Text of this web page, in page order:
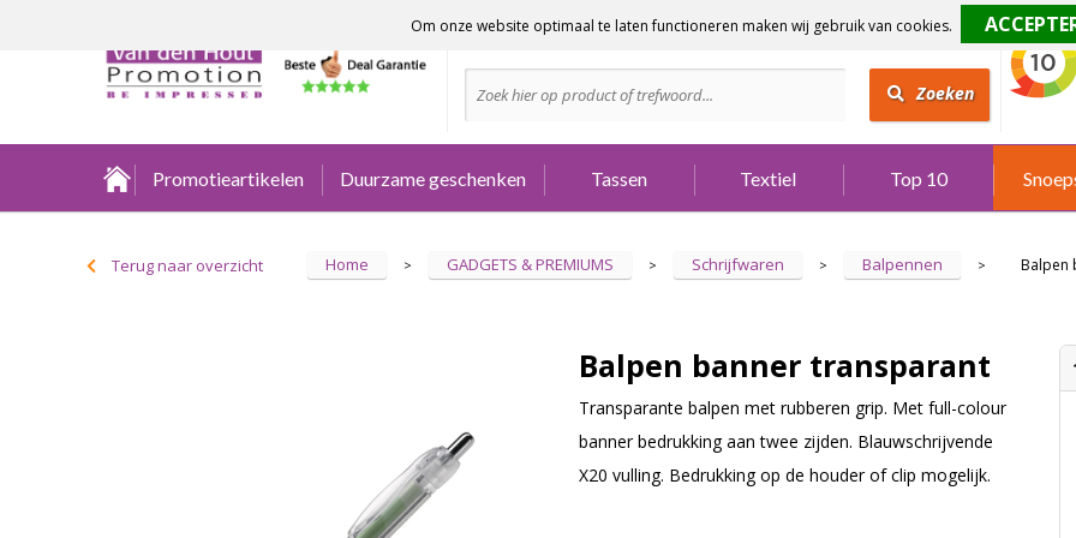
Advies nodig?
Zoeken
Promotieartikelen Duurzame geschenken Tassen Textiel Top 10
Terug naar overzicht Home > GADGETS & PREMIUMS > Schrijfwaren > Balpennen > Balpen
Balpen banner transparant
Transparante balpen met rubberen grip. Met full-colour
banner bedrukking aan twee zijden. Blauwschrijvende
X20 vulling. Bedrukking op de houder of clip mogelijk.
Om onze website optimaal te laten functioneren maken wij gebruik van cookies.